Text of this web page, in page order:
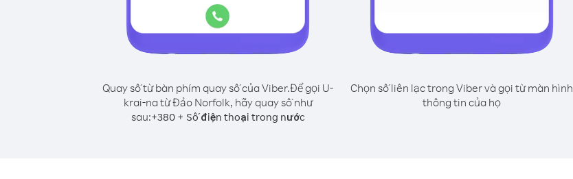
Quay số từ bàn phím quay số của Viber.Để gọi U-
krai-na từ Đảo Norfolk, hãy quay số như
sau:+380+ Số điện thoại trong nước
Chọn số liên lạc trong Viber và gọi từ màn hình
thông tin của họ